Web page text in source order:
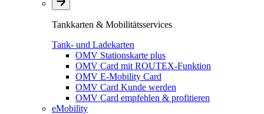
Tankkarten & Mobilitätsservices
Tank- und Ladekarten
OMV Stationskarte plus
OMV Card mit ROUTEX-Funktion
OMV E-Mobility Card
OMV Card Kunde werden
OMV Card empfehlen & profitieren
eMobility